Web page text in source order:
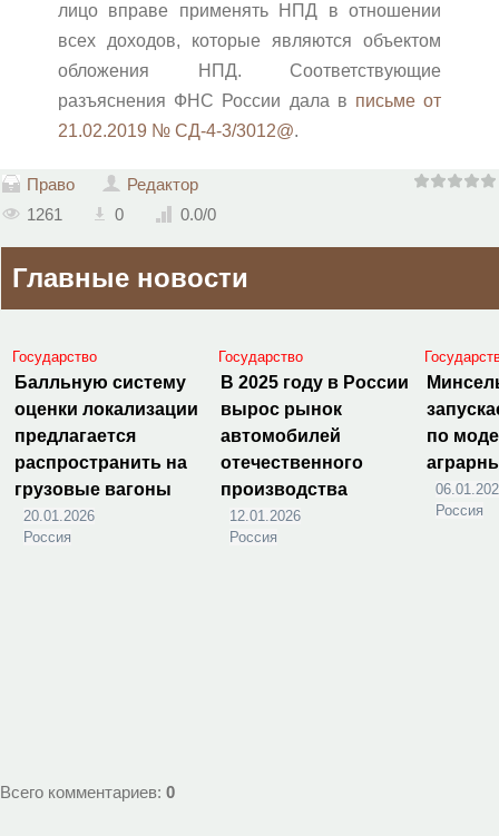
лицо вправе применять НПД в отношении
всех доходов, которые являются объектом
обложения НПД. Соответствующие
разъяснения ФНС России дала в письме от
21.02.2019 № СД-4-3/3012@.
Право
Редактор
1261
0 0.0/0
Главные новости
Государство
Балльную систему
оценки локализации
предлагается
распространить на
грузовые вагоны
20.01.2026
Россия
Государство
В 2025 году в России
вырос рынок
автомобилей
отечественного
производства
12.01.2026
Россия
по
Россия
Всего комментариев: 0